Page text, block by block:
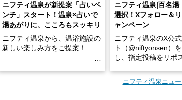
ニフティ温泉が新提案「占いベ
ンチ」スタート！温泉×占いで
湯あがりに、こころもスッキリ
ニフティ温泉から、温浴施設の
新しい楽しみ方をご提案！
ニフティ温泉|百名湯
選択！Xフォロー＆
ャンペーン
ニフティ温泉のX公
ト（@niftyonsen）
し、指定投稿をリポ
GIFT500円分をプレ
ニフティ温泉ニュ